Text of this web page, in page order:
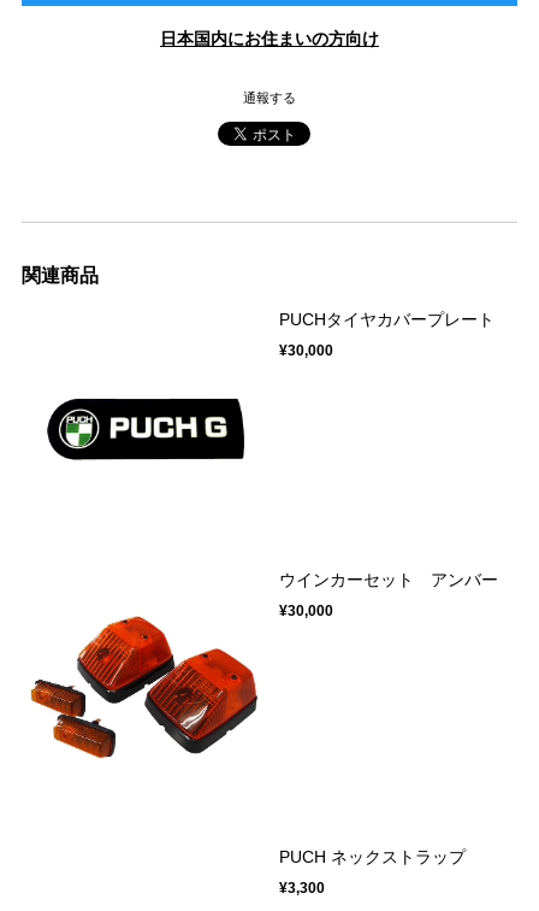
日本国内にお住まいの方向け
通報する
関連商品
PUCHタイヤカバープレート
¥30,000
ウインカーセット アンバー
¥30,000
PUCH ネックストラップ
¥3,300